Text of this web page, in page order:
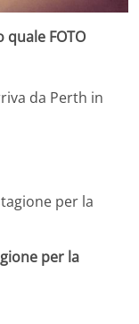
quale FOTO
da Perth in
per la